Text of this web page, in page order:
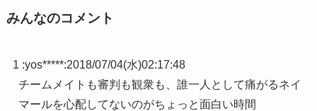
みんなのコメント
1 :yos*****:2018/07/04(水)02:17:48
チームメイトも審判も観衆も、誰一人として痛がるネイ
マールを心配してないのがちょっと面白い時間